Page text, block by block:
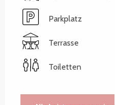
Parkplatz
Terrasse
Toiletten